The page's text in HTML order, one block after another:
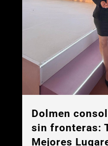
Dolmen
sin fronteras:
Mejores